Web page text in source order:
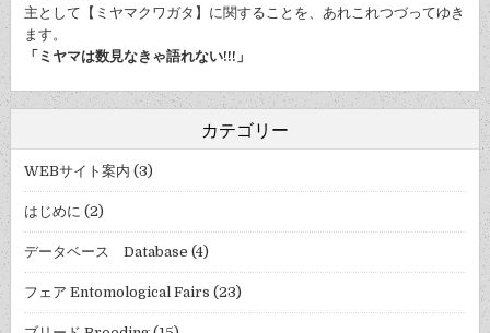
主として【ミヤマクワガタ】に関することを、あれこれつづってゆき
ます。
「ミヤマは数見なきゃ語れない!!!」
カテゴリー
WEBサイト案内 (3)
はじめに (2)
データベース Database (4)
フェア Entomological Fairs (23)